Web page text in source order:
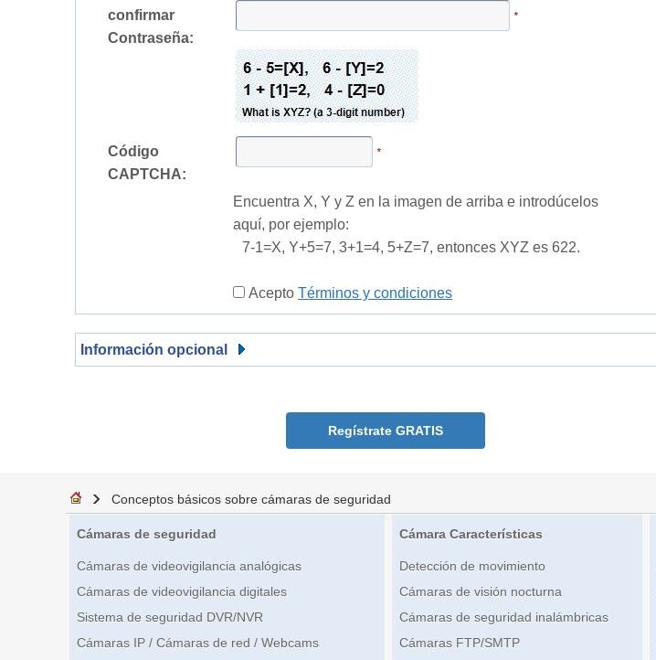
confirmar
Contraseña:
*
Código
CAPTCHA:
*
Encuentra X, Y y Z en la imagen de arriba e introdúcelos
aquí, por ejemplo:
7-1=X, Y+5=7, 3+1=4, 5+Z=7, entonces XYZ es 622.
Acepto Términos y condiciones
Información opcional
Regístrate GRATIS
Conceptos básicos sobre cámaras de seguridad
Cámaras de seguridad
Cámaras de videovigilancia analógicas
Cámaras de videovigilancia digitales
Sistema de seguridad DVR/NVR
Cámaras IP / Cámaras de red / Webcams
Cámara Características
Detección de movimiento
Cámaras de visión nocturna
Cámaras de seguridad inalámbricas
Cámaras FTP/SMTP